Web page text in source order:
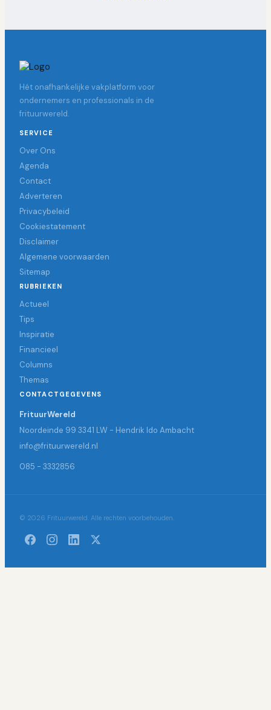
Hét onafhankelijke vakplatform voor
ondernemers en professionals in de
frituurwereld.
SERVICE
Over Ons
Agenda
Contact
Adverteren
Privacybeleid
Cookiestatement
Disclaimer
Algemene voorwaarden
Sitemap
RUBRIEKEN
Actueel
Tips
Inspiratie
Financieel
Columns
Themas
CONTACTGEGEVENS
FrituurWereld
Noordeinde 99 3341 LW - Hendrik Ido Ambacht
info@frituurwereld.nl
085 - 3332856
© 2026 Frituurwereld. Alle rechten voorbehouden.